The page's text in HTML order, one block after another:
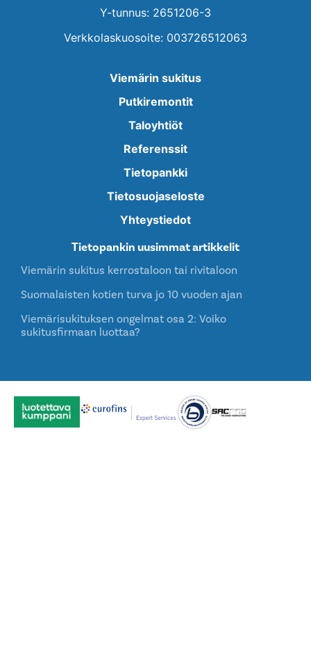
Y-tunnus: 2651206-3
Verkkolaskuosoite: 003726512063
Viemärin sukitus
Putkiremontit
Taloyhtiöt
Referenssit
Tietopankki
Tietosuojaseloste
Yhteystiedot
Tietopankin uusimmat artikkelit
Viemärin sukitus kerrostaloon tai rivitaloon
Suomalaisten kotien turva jo 10 vuoden ajan
Viemärisukituksen ongelmat osa 2: Voiko
sukitusfirmaan luottaa?